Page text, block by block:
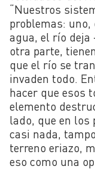
“Nuestros
problemas: uno,
agua, el río
otra parte,
que el río se
invaden todo.
hacer que esos
elemento
lado, que en los
casi nada,
terreno eriazo,
eso como una